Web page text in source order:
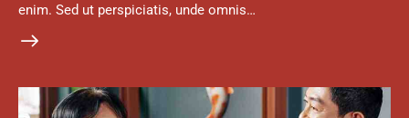
enim. Sed ut perspiciatis, unde omnis…